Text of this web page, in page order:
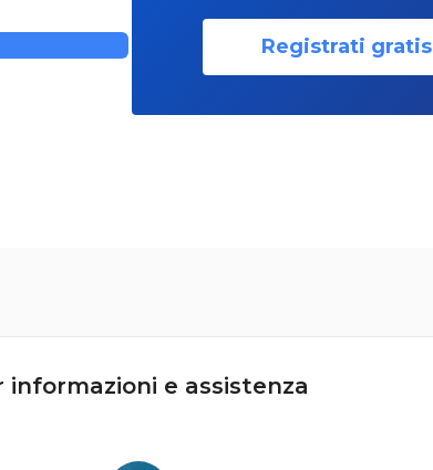
Registrati gratis
informazioni e assistenza